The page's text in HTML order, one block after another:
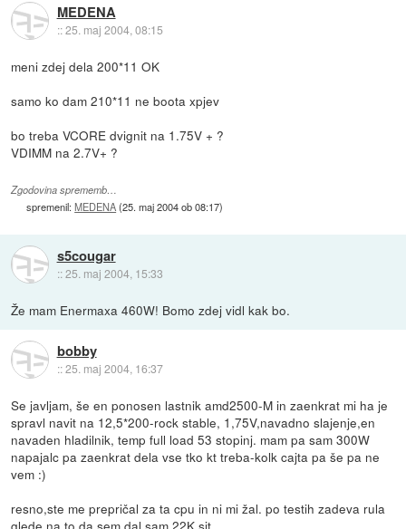
MEDENA
::25. maj 2004, 08:15
meni zdej dela 200*11 OK
samo ko dam 210*11 ne boota xpjev
bo treba VCORE dvignit na 1.75V + ?
VDIMM na 2.7V+ ?
Zgodovina sprememb…
spremenil:MEDENA(25. maj 2004 ob 08:17)
s5cougar
::25. maj 2004, 15:33
Že mam Enermaxa 460W! Bomo zdej vidl kak bo.
bobby
::25. maj 2004, 16:37
Se javljam, še en ponosen lastnik amd2500-M in zaenkrat mi ha je
spravl navit na 12,5*200-rock stable, 1,75V,navadno slajenje,en
navaden hladilnik, temp full load 53 stopinj. mam pa sam 300W
napajalc pa zaenkrat dela vse tko kt treba-kolk cajta pa še pa ne
vem :)
resno,ste me prepričal za ta cpu in ni mi žal. po testih zadeva rula
glede na to da sem dal sam 22K sit.